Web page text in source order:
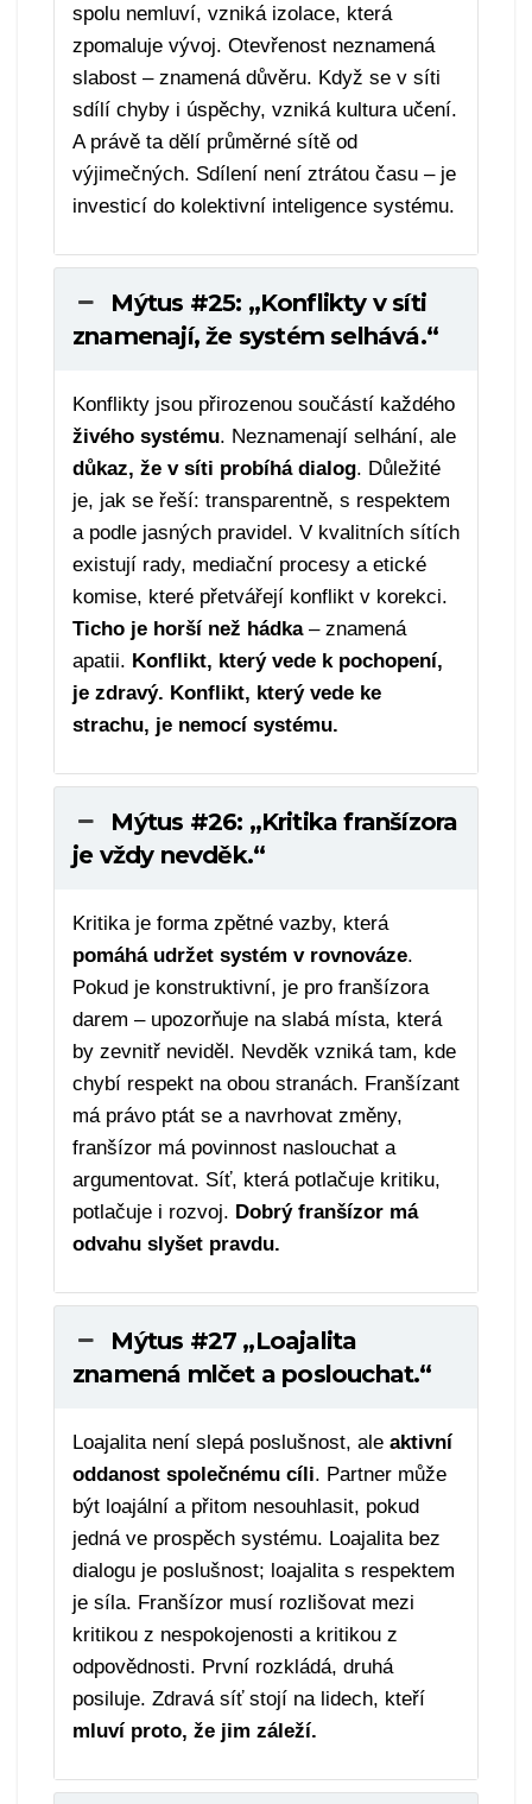
spolu nemluví, vzniká izolace, která
zpomaluje vývoj. Otevřenost neznamená
slabost – znamená důvěru. Když se v síti
sdílí chyby i úspěchy, vzniká kultura učení.
A právě ta dělí průměrné sítě od
výjimečných. Sdílení není ztrátou času – je
investicí do kolektivní inteligence systému.
Mýtus #25: „Konflikty v síti
znamenají, že systém selhává.“
Konflikty jsou přirozenou součástí každého
živého systému. Neznamenají selhání, ale
důkaz, že v síti probíhá dialog. Důležité
je, jak se řeší: transparentně, s respektem
a podle jasných pravidel. V kvalitních sítích
existují rady, mediační procesy a etické
komise, které přetvářejí konflikt v korekci.
Ticho je horší než hádka– znamená
apatii. Konflikt, který vede k pochopení,
je zdravý. Konflikt, který vede ke
strachu, je nemocí systému.
Mýtus #26: „Kritika franšízora
je vždy nevděk.“
Kritika je forma zpětné vazby, která
pomáhá udržet systém v rovnováze.
Pokud je konstruktivní, je pro franšízora
darem – upozorňuje na slabá místa, která
by zevnitř neviděl. Nevděk vzniká tam, kde
chybí respekt na obou stranách. Franšízant
má právo ptát se a navrhovat změny,
franšízor má povinnost naslouchat a
argumentovat. Síť, která potlačuje kritiku,
potlačuje i rozvoj. Dobrý franšízor má
odvahu slyšet pravdu.
Mýtus #27 „Loajalita
znamená mlčet a poslouchat.“
Loajalita není slepá poslušnost, ale aktivní
oddanost společnému cíli. Partner může
být loajální a přitom nesouhlasit, pokud
jedná ve prospěch systému. Loajalita bez
dialogu je poslušnost; loajalita s respektem
je síla. Franšízor musí rozlišovat mezi
kritikou z nespokojenosti a kritikou z
odpovědnosti. První rozkládá, druhá
posiluje. Zdravá síť stojí na lidech, kteří
mluví proto, že jim záleží.